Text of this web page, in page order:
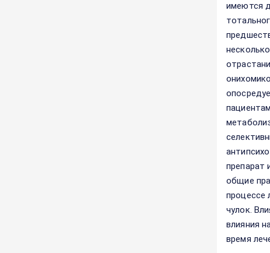
имеются
препарат
общие
процессе
чулок.
влияния
время